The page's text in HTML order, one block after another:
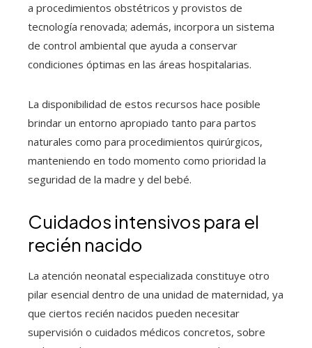
a procedimientos obstétricos y provistos de
tecnología renovada; además, incorpora un sistema
de control ambiental que ayuda a conservar
condiciones óptimas en las áreas hospitalarias.
La disponibilidad de estos recursos hace posible
brindar un entorno apropiado tanto para partos
naturales como para procedimientos quirúrgicos,
manteniendo en todo momento como prioridad la
seguridad de la madre y del bebé.
Cuidados intensivos para el
recién nacido
La atención neonatal especializada constituye otro
pilar esencial dentro de una unidad de maternidad, ya
que ciertos recién nacidos pueden necesitar
supervisión o cuidados médicos concretos, sobre